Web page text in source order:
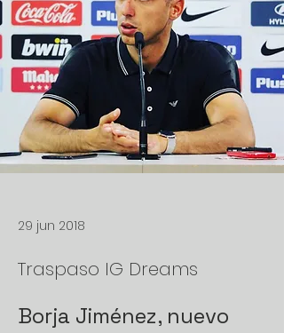
29 jun 2018
Traspaso IG Dreams
Borja Jiménez, nuevo